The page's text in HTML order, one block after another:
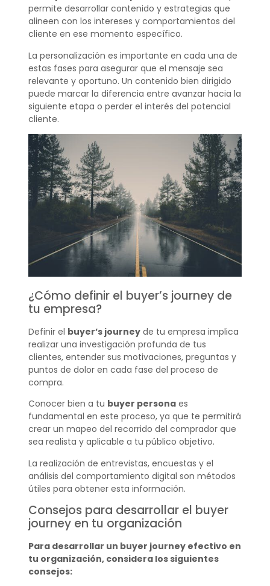
permite desarrollar contenido y estrategias que
alineen con los intereses y comportamientos del
cliente en ese momento específico.
La personalización es importante en cada una de
estas fases para asegurar que el mensaje sea
relevante y oportuno. Un contenido bien dirigido
puede marcar la diferencia entre avanzar hacia la
siguiente etapa o perder el interés del potencial
cliente.
¿Cómo definir el buyer’s journey de
tu empresa?
Definir el buyer’s journeyde tu empresa implica
realizar una investigación profunda de tus
clientes, entender sus motivaciones, preguntas y
puntos de dolor en cada fase del proceso de
compra.
Conocer bien a tu buyer personaes
fundamental en este proceso, ya que te permitirá
crear un mapeo del recorrido del comprador que
sea realista y aplicable a tu público objetivo.
La realización de entrevistas, encuestas y el
análisis del comportamiento digital son métodos
útiles para obtener esta información.
Consejos para desarrollar el buyer
journey en tu organización
Para desarrollar un buyer journey efectivo en
tu organización, considera los siguientes
consejos: